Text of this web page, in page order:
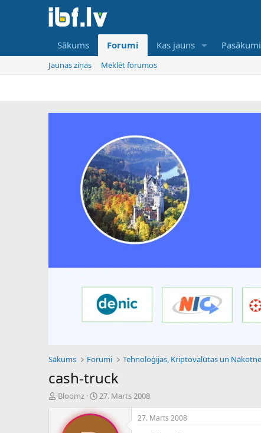
Sākums Forumi Kas jauns Pasākumi
Jaunas ziņas Meklēt forumos
Sākums Forumi
cash-truck
P
e
Bloomz
S
k
27. Marts 2008
27. Marts 2008